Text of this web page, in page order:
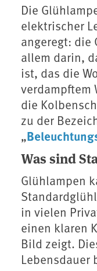
Die
elektrischer
angeregt: die
allem darin,
ist, das die
verdampftem
die
zu der
„
Was sind
Glühlampen
in vielen
einen klaren
Bild zeigt.
Lebensdauer